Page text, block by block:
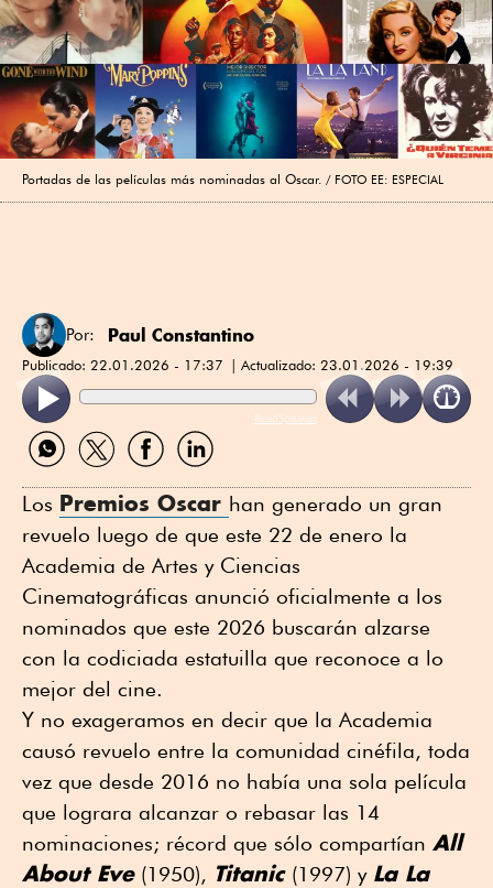
Portadas de las películas más nominadas al Oscar. FOTO EE: ESPECIAL
Por: Paul Constantino
Publicado: 22.01.2026 - 17:37 Actualizado: 23.01.2026 - 19:39
ReadSpeaker
Compartir
por
Compartir
por
Compartir
por
Compartir
por
Los Premios Oscar han generado un gran
revuelo luego de que este 22 de enero la
Academia de Artes y Ciencias
Cinematográficas anunció oficialmente a los
nominados que este 2026 buscarán alzarse
con la codiciada estatuilla que reconoce a lo
mejor del cine.
Y no exageramos en decir que la Academia
causó revuelo entre la comunidad cinéfila, toda
vez que desde 2016 no había una sola película
que lograra alcanzar o rebasar las 14
nominaciones; récord que sólo compartían All
About Eve(1950), Titanic (1997) y La La